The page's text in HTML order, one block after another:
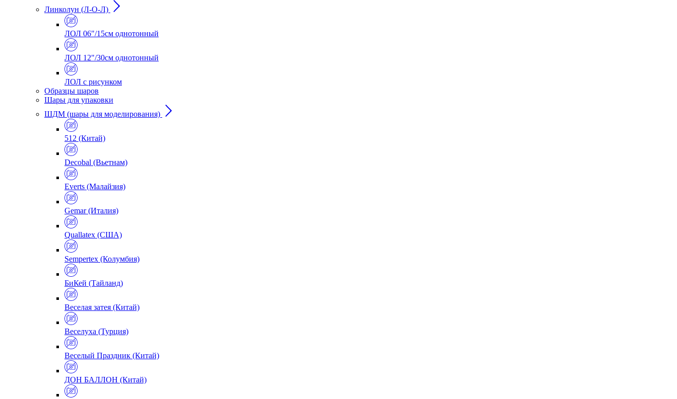
Линколун (Л-О-Л)
ЛОЛ 06"/15см однотонный
ЛОЛ 12"/30см однотонный
ЛОЛ с рисунком
Образцы шаров
Шары для упаковки
ШДМ (шары для моделирования)
512 (Китай)
Decobal (Вьетнам)
Everts (Малайзия)
Gemar (Италия)
Quallatex (США)
Sempertex (Колумбия)
БиКей (Тайланд)
Веселая затея (Китай)
Веселуха (Турция)
Веселый Праздник (Китай)
ДОН БАЛЛОН (Китай)